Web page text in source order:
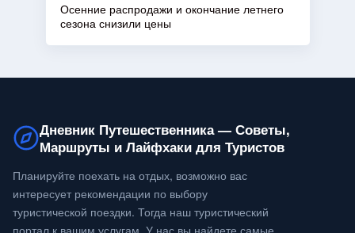
Осенние распродажи и окончание летнего
сезона снизили цены
Дневник Путешественника — Советы,
Маршруты и Лайфхаки для Туристов
Планируйте поехать на отдых, возможно вас
интересует рекомендации по выбору
туристической поездки. Тогда наш туристический
портал к вашим услугам. У нас вы найдете самые